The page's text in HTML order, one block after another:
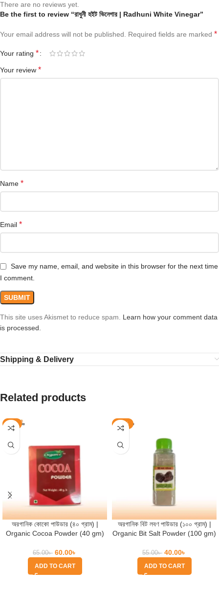
There are no reviews yet.
Be the first to review “রাধুনী হইট ভিনেগার | Radhuni White Vinegar”
Your email address will not be published. Required fields are marked *
Your rating *
Your review *
Name *
Email *
Save my name, email, and website in this browser for the next time
I comment.
This site uses Akismet to reduce spam. Learn how your comment data
is processed.
Shipping & Delivery
Related products
-8%
অরগানিক কোকো পাউডার (৪০ গ্রাম) |
Organic Cocoa Powder (40 gm)
65.00৳ 60.00৳
ADD TO CART
-27%
অরগানিক বিট লবণ পাউডার (১০০ গ্রাম) |
Organic Bit Salt Powder (100 gm)
55.00৳ 40.00৳
ADD TO CART